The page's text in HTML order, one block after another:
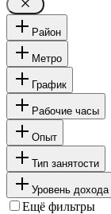
Район
Метро
График
Рабочие часы
Опыт
Тип занятости
Уровень дохода
Ещё фильтры